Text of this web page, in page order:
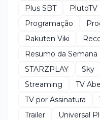
Plus SBT
PlutoTV
Programação
Rakuten Viki
Resumo da Semana
STARZPLAY
Sky
Streaming
TV
TV por Assinatura
Trailer
Universal